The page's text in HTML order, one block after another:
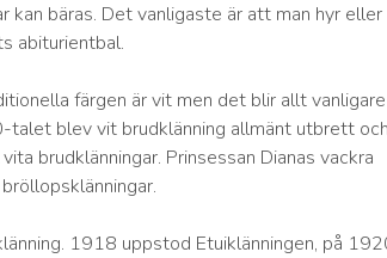
kan bäras. Det vanligaste är att man hyr
abiturientbal.
färgen är vit men det blir allt
blev vit brudklänning allmänt utbrett
brudklänningar. Prinsessan Dianas vackra
1918 uppstod Etuiklänningen, på